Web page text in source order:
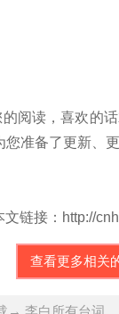
阅读，喜欢的
准备了更新、
链接：http://
查看更多相关
→ 李白所有台词